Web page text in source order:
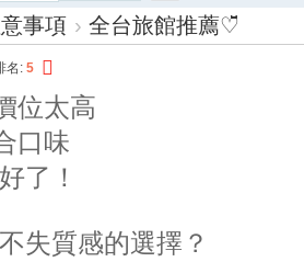
搜
索
事項 › 全台旅館推薦♡̆̈
名: 5
位太高
口味
了！
失質感的選擇？